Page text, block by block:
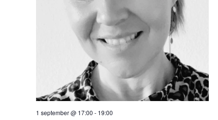
1 september @ 17:00 - 19:00